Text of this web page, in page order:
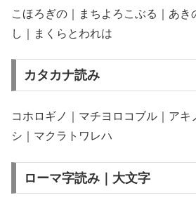
こほろぎの｜まちよろこぶる｜あき
し｜まくらとわれは
カタカナ読み
コホロギノ｜マチヨロコブル｜アキ
シ｜マクラトワレハ
ローマ字読み｜大文字